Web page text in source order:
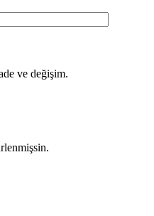
ve değişim.